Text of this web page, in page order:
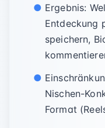
Ergebnis:
Entdeckung
speichern,
Nischen-
Format